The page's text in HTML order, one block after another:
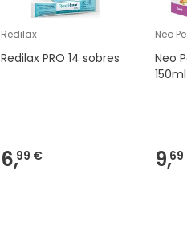
Redilax
Redilax PRO 14 sobres
6,99 €
Neo
Neo
150ml
9,